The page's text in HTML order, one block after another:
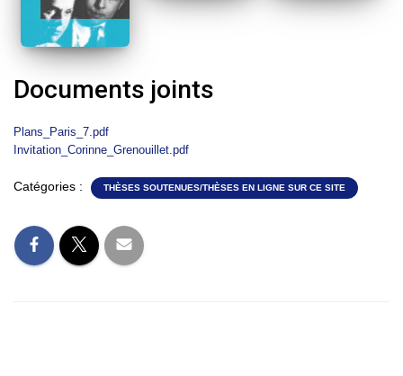
Documents joints
Plans_Paris_7.pdf
Invitation_Corinne_Grenouillet.pdf
Catégories : THÈSES SOUTENUES/THÈSES EN LIGNE SUR CE SITE